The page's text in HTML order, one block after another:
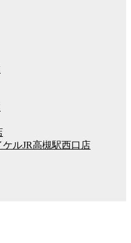
ルJR高槻駅西口店